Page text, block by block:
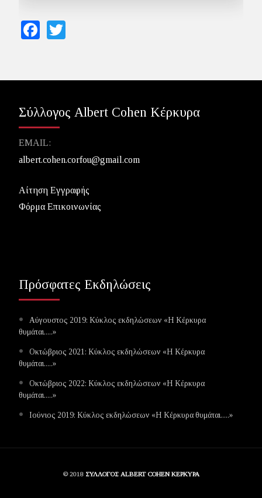
Facebook
Σύλλογος Albert Cohen Κέρκυρα
EMAIL:
albert.cohen.corfou@gmail.com
Αίτηση Εγγραφής
Φόρμα Επικοινωνίας
Πρόσφατες Εκδηλώσεις
Αύγουστος 2019: Κύκλος εκδηλώσεων «Η Κέρκυρα
θυμάται.....»
Οκτώβριος 2021: Κύκλος εκδηλώσεων «Η Κέρκυρα
θυμάται.....»
Οκτώβριος 2022: Κύκλος εκδηλώσεων «Η Κέρκυρα
θυμάται.....»
Ιούνιος 2019: Κύκλος εκδηλώσεων «Η Κέρκυρα θυμάται.....»
© 2018ΣΥΛΛΟΓΟΣ ALBERT COHEN ΚΕΡΚΥΡΑ